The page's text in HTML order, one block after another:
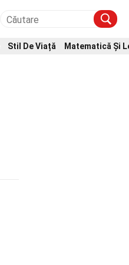
Stil De Viață
Matematică Și